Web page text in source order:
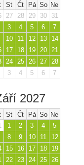
St Čt Pá So Ne
27 28 29 30
31
3 4 5 6
7
10 11 12 13
14
17 18 19 20
21
24 25 26 27
28
3 4 5 6 7
2027
St Čt Pá So Ne
1 2 3 4
5
8 9 10 11
12
15 16 17 18
19
22 23 24 25
26